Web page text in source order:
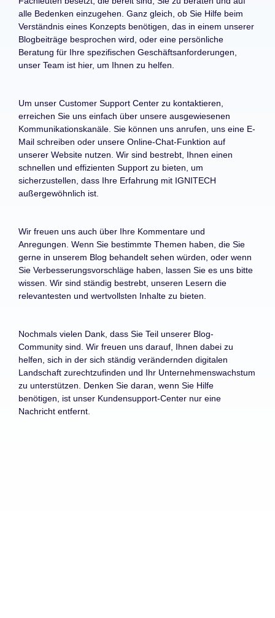
alle Bedenken einzugehen. Ganz gleich, ob Sie Hilfe beim
Verständnis eines Konzepts benötigen, das in einem unserer
Blogbeiträge besprochen wird, oder eine persönliche
Beratung für Ihre spezifischen Geschäftsanforderungen,
unser Team ist hier, um Ihnen zu helfen.
Um unser Customer Support Center zu kontaktieren,
erreichen Sie uns einfach über unsere ausgewiesenen
Kommunikationskanäle. Sie können uns anrufen, uns eine E-
Mail schreiben oder unsere Online-Chat-Funktion auf
unserer Website nutzen. Wir sind bestrebt, Ihnen einen
schnellen und effizienten Support zu bieten, um
sicherzustellen, dass Ihre Erfahrung mit IGNITECH
außergewöhnlich ist.
Wir freuen uns auch über Ihre Kommentare und
Anregungen. Wenn Sie bestimmte Themen haben, die Sie
gerne in unserem Blog behandelt sehen würden, oder wenn
Sie Verbesserungsvorschläge haben, lassen Sie es uns bitte
wissen. Wir sind ständig bestrebt, unseren Lesern die
relevantesten und wertvollsten Inhalte zu bieten.
Nochmals vielen Dank, dass Sie Teil unserer Blog-
Community sind. Wir freuen uns darauf, Ihnen dabei zu
helfen, sich in der sich ständig verändernden digitalen
Landschaft zurechtzufinden und Ihr Unternehmenswachstum
zu unterstützen. Denken Sie daran, wenn Sie Hilfe
benötigen, ist unser Kundensupport-Center nur eine
Nachricht entfernt.